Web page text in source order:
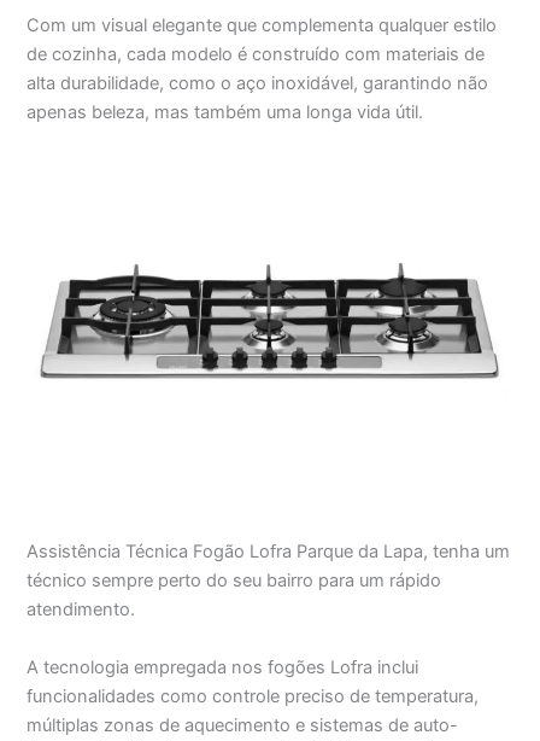
Com um visual elegante que complementa qualquer estilo
de cozinha, cada modelo é construído com materiais de
alta durabilidade, como o aço inoxidável, garantindo não
apenas beleza, mas também uma longa vida útil.
Assistência Técnica Fogão Lofra Parque da Lapa, tenha um
técnico sempre perto do seu bairro para um rápido
atendimento.
A tecnologia empregada nos fogões Lofra inclui
funcionalidades como controle preciso de temperatura,
múltiplas zonas de aquecimento e sistemas de auto-